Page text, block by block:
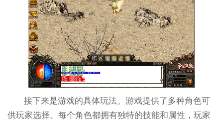
接下来是游戏的具体玩法。游戏提供了多种角色可
供玩家选择。每个角色都拥有独特的技能和属性，玩家